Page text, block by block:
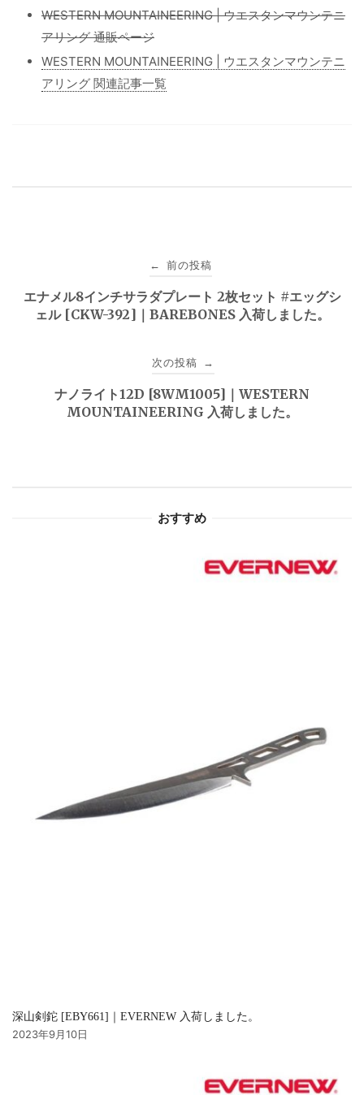
WESTERN MOUNTAINEERING | ウエスタンマウンテニ
アリング 通販ページ
WESTERN MOUNTAINEERING | ウエスタンマウンテニ
アリング 関連記事一覧
稿
← 前の投稿
エナメル8インチサラダプレート 2枚セット #エッグシ
ェル [CKW-392]｜BAREBONES 入荷しました。
次の投稿 →
ナノライト12D [8WM1005]｜WESTERN
MOUNTAINEERING 入荷しました。
おすすめ
深山剣鉈 [EBY661]｜EVERNEW 入荷しました。
2023年9月10日